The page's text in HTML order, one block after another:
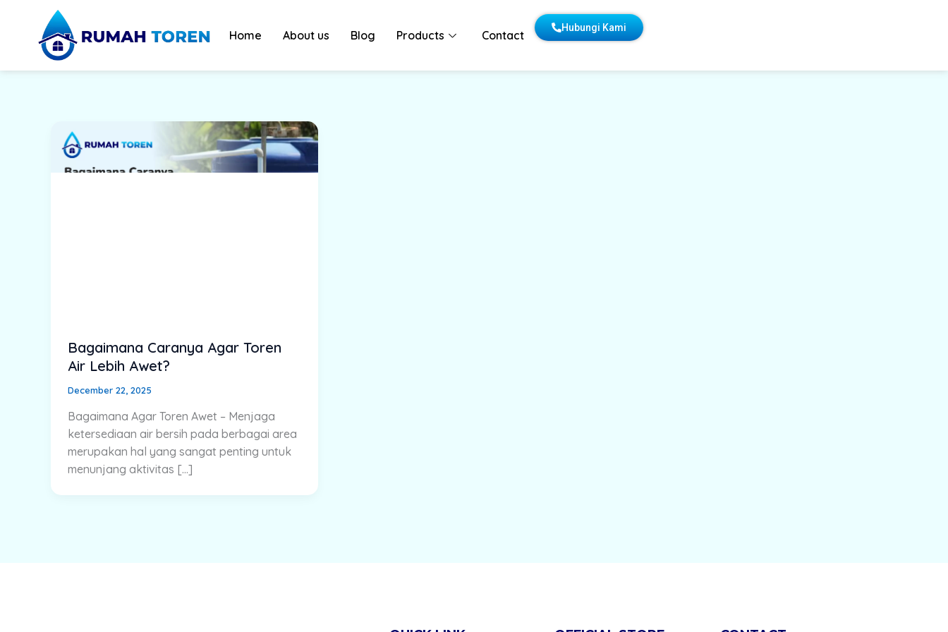
content
Home About us Blog Products Contact
Hubungi Kami
Bagaimana Caranya Agar Toren
Air Lebih Awet?
December 22, 2025
Bagaimana Agar Toren Awet – Menjaga
ketersediaan air bersih pada berbagai area
merupakan hal yang sangat penting untuk
menunjang aktivitas […]